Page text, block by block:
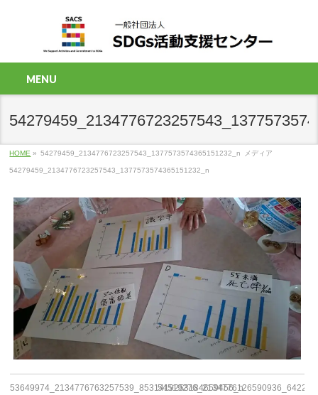
MENU
HOME » 54279459_2134776723257543_1377573574365151232_n メディア
54279459_2134776723257543_1377573574365151232_n
53649974_2134776763257539_8531419253184659456_n